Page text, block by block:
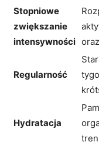
Stopniowe
zwiększanie
intensywności
Regularność
Hydratacja